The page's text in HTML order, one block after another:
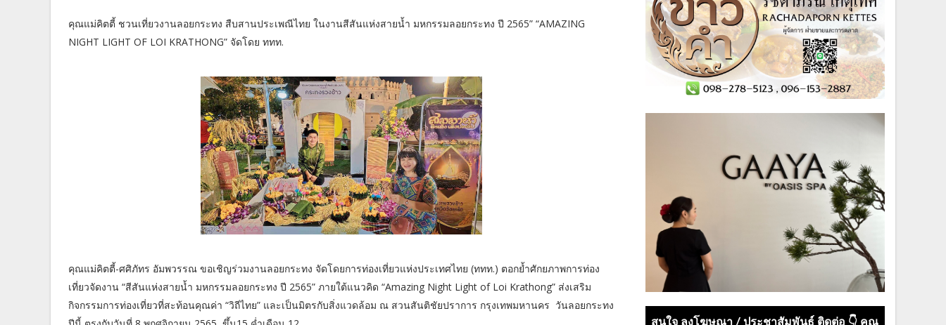
คุณแม่คิตตี้ ชวนเที่ยวงานลอยกระทง สืบสานประเพณีไทย ในงานสีสันแห่งสายน้ำ มหกรรมลอยกระทง ปี 2565” “AMAZING
NIGHT LIGHT OF LOI KRATHONG” จัดโดย ททท.
คุณแม่คิตตี้-ศศิภัทร อัมพวรรณ ขอเชิญร่วมงานลอยกระทง จัดโดยการท่องเที่ยวแห่งประเทศไทย (ททท.) ตอกย้ำศักยภาพการท่อง
เที่ยวจัดงาน “สีสันแห่งสายน้ำ มหกรรมลอยกระทง ปี 2565” ภายใต้แนวคิด “Amazing Night Light of Loi Krathong” ส่งเสริม
กิจกรรมการท่องเที่ยวที่สะท้อนคุณค่า “วิถีไทย” และเป็นมิตรกับสิ่งแวดล้อม ณ สวนสันติชัยปราการ กรุงเทพมหานคร วันลอยกระทง
สนใจ ลงโฆษณา / ประชาสัมพันธ์ ติดต่อ 👇 คุณ